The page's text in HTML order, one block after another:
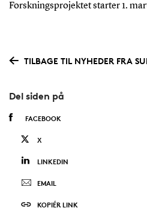
Forskningsprojektet starter 1.
TILBAGE TIL NYHEDER FRA
Del siden på
FACEBOOK
X
LINKEDIN
EMAIL
KOPIÉR LINK